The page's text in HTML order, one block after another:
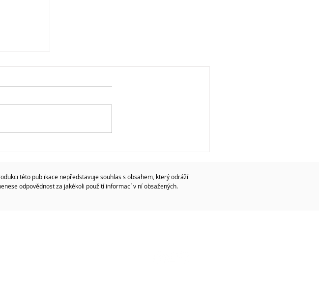
této publikace nepředstavuje souhlas s obsahem, který odráží
odpovědnost za jakékoli použití informací v ní obsažených.